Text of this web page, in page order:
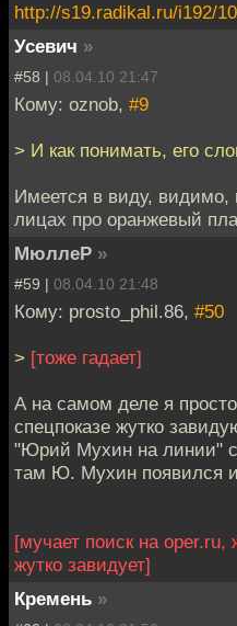
http://s19.radikal.ru/i192/
Усевич »
#58 | 08.04.10 21:47
Кому: oznob, #9
> И как понимать, его
Имеется в виду, видимо,
лицах про оранжевый
МюллеР »
#59 | 08.04.10 21:48
Кому: prosto_phil.86, #50
> [тоже гадает]
А на самом деле я
спецпоказе жутко
"Юрий Мухин на линии"
там Ю. Мухин появился
[мучает поиск на oper.ru,
жутко завидует]
Кремень »